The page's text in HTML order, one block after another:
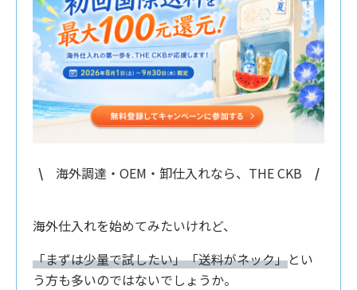
\ 海外調達・OEM・卸仕入れなら、THE CKB /
海外仕入れを始めてみたいけれど、
「まずは少量で試したい」「送料がネック」とい
う方も多いのではないでしょうか。